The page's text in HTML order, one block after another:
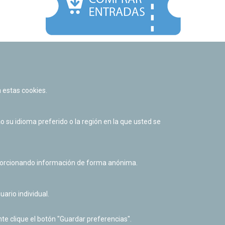
Política de cookies
Derecho de acceso a información pública
cookies.
su idioma preferido o la región en la que usted se
información de forma anónima.
individual.
clique el botón "Guardar preferencias".